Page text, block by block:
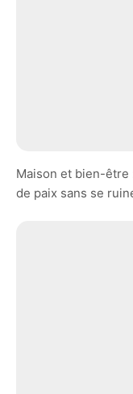
Maison et bien-
de paix sans se